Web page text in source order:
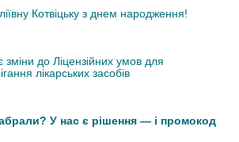
Котвіцьку з днем народження!
зміни до Ліцензійних умов для
лікарських засобів
У нас є рішення — і промокод